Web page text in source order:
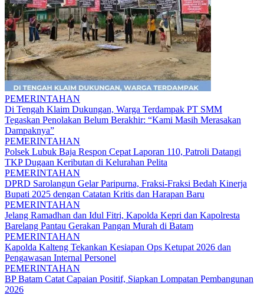
PEMERINTAHAN
Di Tengah Klaim Dukungan, Warga Terdampak PT SMM
Tegaskan Penolakan Belum Berakhir: “Kami Masih Merasakan
Dampaknya”
PEMERINTAHAN
Polsek Lubuk Baja Respon Cepat Laporan 110, Patroli Datangi
TKP Dugaan Keributan di Kelurahan Pelita
PEMERINTAHAN
DPRD Sarolangun Gelar Paripurna, Fraksi-Fraksi Bedah Kinerja
Bupati 2025 dengan Catatan Kritis dan Harapan Baru
PEMERINTAHAN
Jelang Ramadhan dan Idul Fitri, Kapolda Kepri dan Kapolresta
Barelang Pantau Gerakan Pangan Murah di Batam
PEMERINTAHAN
Kapolda Kalteng Tekankan Kesiapan Ops Ketupat 2026 dan
Pengawasan Internal Personel
PEMERINTAHAN
BP Batam Catat Capaian Positif, Siapkan Lompatan Pembangunan
2026